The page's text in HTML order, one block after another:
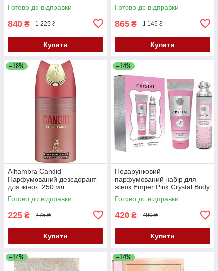
Готово до відправки
840 ₴ 1 225 ₴
Купити
Готово до відправки
865 ₴ 1 145 ₴
Купити
–18%
Alhambra Candid
Парфумований дезодорант
для жінок, 250 мл
Готово до відправки
225 ₴ 275 ₴
Купити
–14%
Подарунковий
парфумований набір для
жінок Emper Pink Crystal Body
Mist 250 мл + лосьйон для
тіла 250 мл
Готово до відправки
420 ₴ 490 ₴
Купити
–14% –14%